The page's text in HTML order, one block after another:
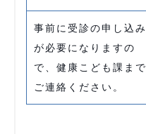
事前に受診の申し込み
が必要になりますの
で、健康こども課まで
ご連絡ください。